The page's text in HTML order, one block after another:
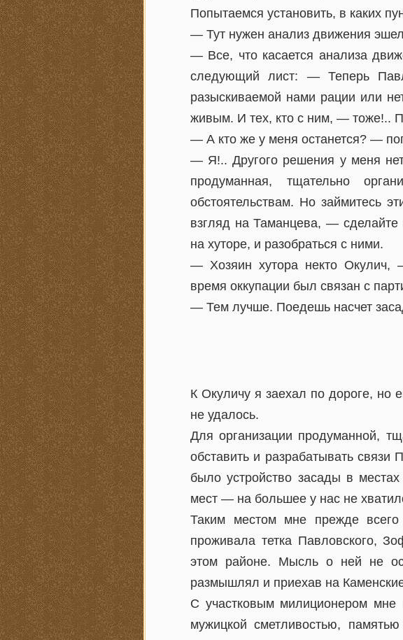
Попытаемся установить, в каких
— Тут нужен анализ движения
— Все, что касается анализа
следующий лист: — Теперь
разыскиваемой нами рации или
живым. И тех, кто с ним, — тоже!..
— А кто же у меня останется? —
— Я!.. Другого решения у меня
продуманная, тщательно
обстоятельствам. Но займитесь
взгляд на Таманцева, — сделайте
на хуторе, и разобраться с ними.
— Хозяин хутора некто Окулич,
время оккупации был связан с
— Тем лучше. Поедешь насчет
К Окуличу я заехал по дороге, но
не удалось.
Для организации продуманной,
обставить и разрабатывать
было устройство засады в
мест — на большее у нас не
Таким местом мне прежде
проживала тетка Павловского,
этом районе. Мысль о ней не
размышлял и приехав на
С участковым милиционером
мужицкой сметливостью,